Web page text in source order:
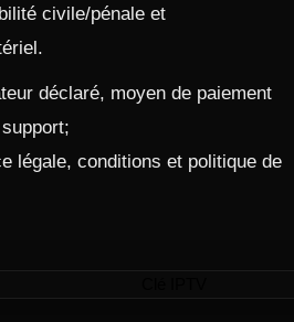
civile/pénale et
déclaré, moyen de paiement
légale, conditions et politique de